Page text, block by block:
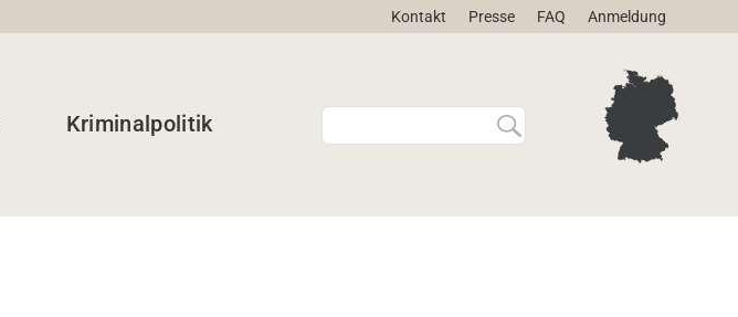
Kontakt Presse FAQ Anmeldung
Kriminalpolitik
W
e
E
r